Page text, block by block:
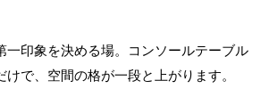
一印象を決める場。コンソールテーブル
で、空間の格が一段と上がります。